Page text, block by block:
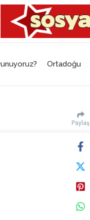
Ortadoğu
Paylaş